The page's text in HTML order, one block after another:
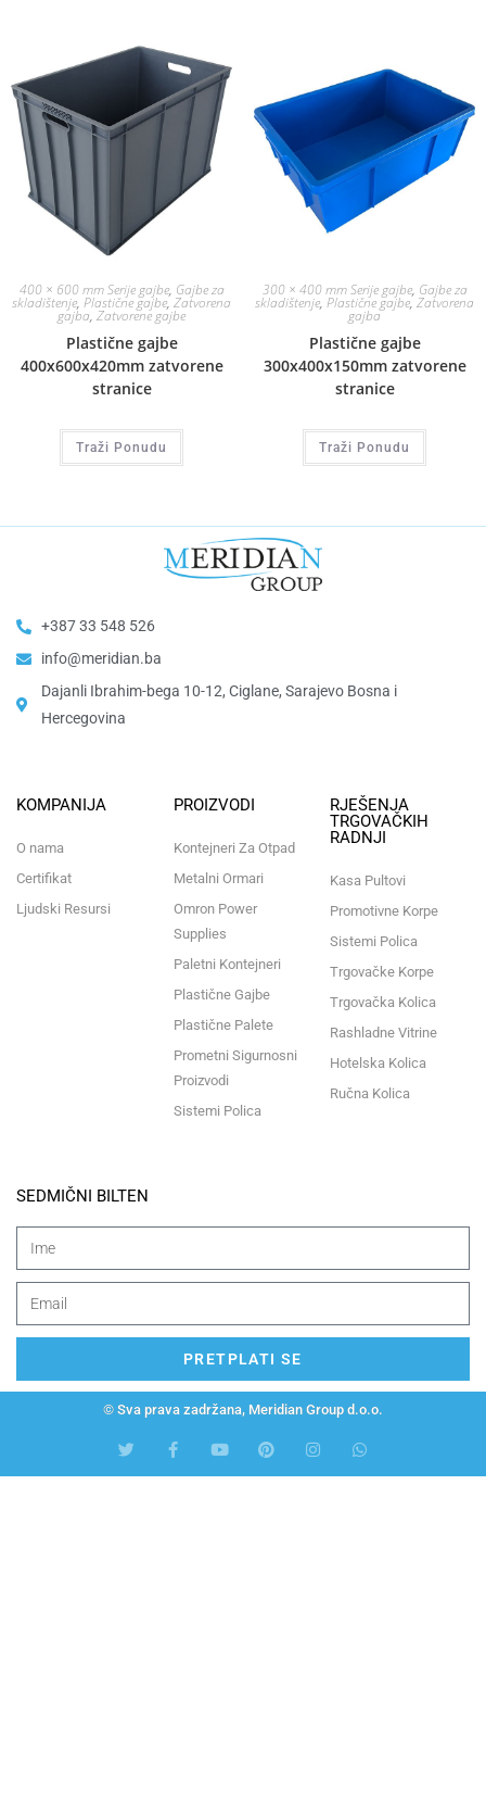
400 × 600 mm Serije gajbe, Gajbe za
skladištenje, Plastične gajbe,Zatvorena
gajba, Zatvorene gajbe
Plastične gajbe
400x600x420mm zatvorene
stranice
Traži Ponudu
300 × 400 mm Serije gajbe, Gajbe za
skladištenje, Plastične gajbe,Zatvorena
gajba
Plastične gajbe
300x400x150mm zatvorene
stranice
Traži Ponudu
+387 33 548 526
info@meridian.ba
Dajanli Ibrahim-bega 10-12, Ciglane, Sarajevo Bosna i
Hercegovina​
KOMPANIJA
O nama
Certifikat
Ljudski Resursi
PROIZVODI
Kontejneri Za Otpad
Metalni Ormari
Omron Power
Supplies
Paletni Kontejneri
Plastične Gajbe
Plastične Palete
Prometni Sigurnosni
Proizvodi
Sistemi Polica
RJEŠENJA
TRGOVAČKIH
RADNJI
Kasa Pultovi
Promotivne Korpe
Sistemi Polica
Trgovačke Korpe
Trgovačka Kolica
Rashladne Vitrine
Hotelska Kolica
Ručna Kolica
SEDMIČNI BILTEN
PRETPLATI SE
© Sva prava zadržana, Meridian Group d.o.o.